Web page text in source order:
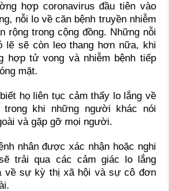
hợp coronavirus đầu tiên vào
nỗi lo về căn bệnh truyền nhiễm
rộng trong cộng đồng. Những nỗi
lẽ sẽ còn leo thang hơn nữa, khi
hợp tử vong và nhiễm bệnh tiếp
mặt.
họ liên tục cảm thấy lo lắng về
trong khi những người khác nói
và gặp gỡ mọi người.
nhân được xác nhận hoặc nghi
trải qua các cảm giác lo lắng
về sự kỳ thị xã hội và sự cô đơn